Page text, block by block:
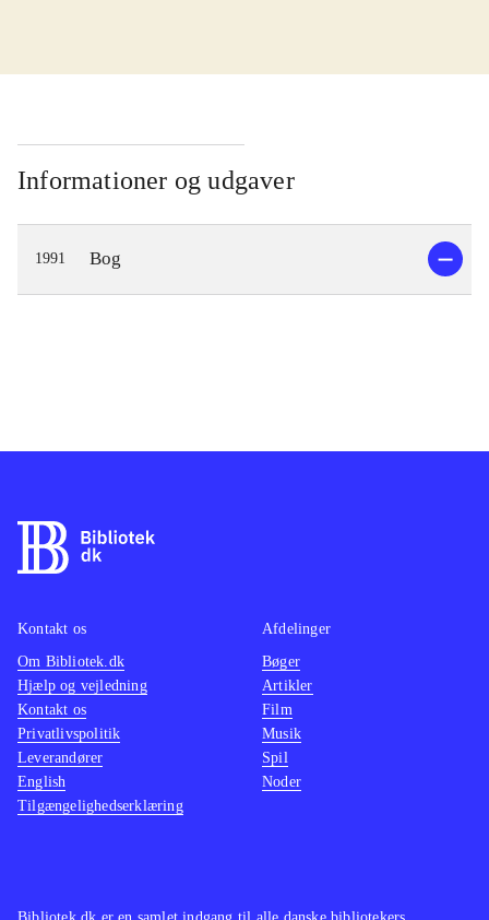
Informationer og udgaver
1991 Bog
Kontakt os
Om Bibliotek.dk
Hjælp og vejledning
Kontakt os
Privatlivspolitik
Leverandører
English
Tilgængelighedserklæring
Afdelinger
Bøger
Artikler
Film
Musik
Spil
Noder